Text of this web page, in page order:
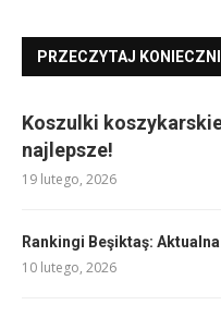
PRZECZYTAJ
Koszulki
najlepsze!
19 lutego, 2026
Rankingi Beşiktaş:
10 lutego, 2026